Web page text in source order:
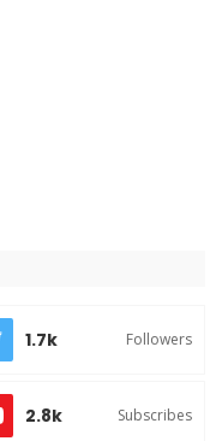
1.7k Followers
2.8k Subscribes